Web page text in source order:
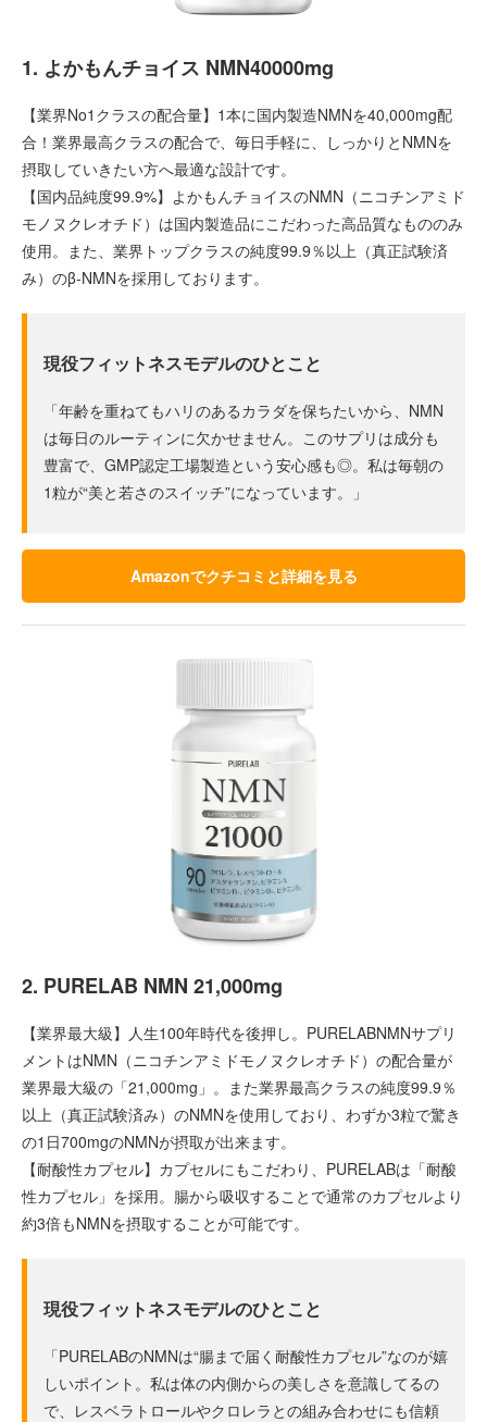
1. よかもんチョイス NMN40000mg
【業界No1クラスの配合量】1本に国内製造NMNを40,000mg配
合！業界最高クラスの配合で、毎日手軽に、しっかりとNMNを
摂取していきたい方へ最適な設計です。
【国内品純度99.9%】よかもんチョイスのNMN（ニコチンアミド
モノヌクレオチド）は国内製造品にこだわった高品質なもののみ
使用。また、業界トップクラスの純度99.9％以上（真正試験済
み）のβ-NMNを採用しております。
現役フィットネスモデルのひとこと
「年齢を重ねてもハリのあるカラダを保ちたいから、NMN
は毎日のルーティンに欠かせません。このサプリは成分も
豊富で、GMP認定工場製造という安心感も◎。私は毎朝の
1粒が“美と若さのスイッチ”になっています。」
Amazonでクチコミと詳細を見る
2. PURELAB NMN 21,000mg
【業界最大級】人生100年時代を後押し。PURELABNMNサプリ
メントはNMN（ニコチンアミドモノヌクレオチド）の配合量が
業界最大級の「21,000mg」。また業界最高クラスの純度99.9％
以上（真正試験済み）のNMNを使用しており、わずか3粒で驚き
の1日700mgのNMNが摂取が出来ます。
【耐酸性カプセル】カプセルにもこだわり、PURELABは「耐酸
性カプセル」を採用。腸から吸収することで通常のカプセルより
約3倍もNMNを摂取することが可能です。
現役フィットネスモデルのひとこと
「PURELABのNMNは“腸まで届く耐酸性カプセル”なのが嬉
しいポイント。私は体の内側からの美しさを意識してるの
で、レスベラトロールやクロレラとの組み合わせにも信頼